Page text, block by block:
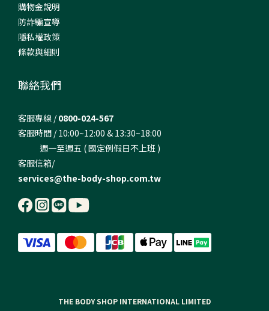
購物金說明
防詐騙宣導
隱私權政策
條款與細則
聯絡我們
客服專線 /0800-024-567
客服時間 / 10:00~12:00 & 13:30~18:00
週一至週五 ( 國定例假日不上班 )
客服信箱/
services@the-body-shop.com.tw
THE BODY SHOP INTERNATIONAL LIMITED